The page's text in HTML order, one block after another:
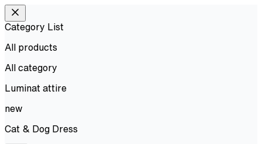
Category List
All products
All category
Luminat attire
new
Cat & Dog Dress